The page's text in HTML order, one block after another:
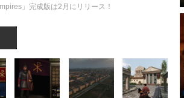
」完成版は2月にリリース！